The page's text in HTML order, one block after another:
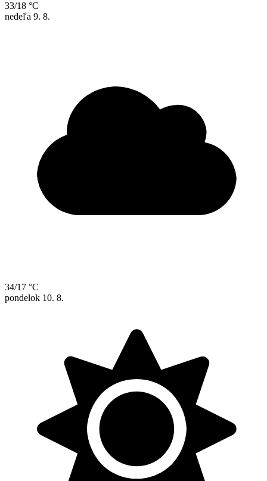
33/18 °C
nedeľa 9. 8.
34/17 °C
pondelok 10. 8.